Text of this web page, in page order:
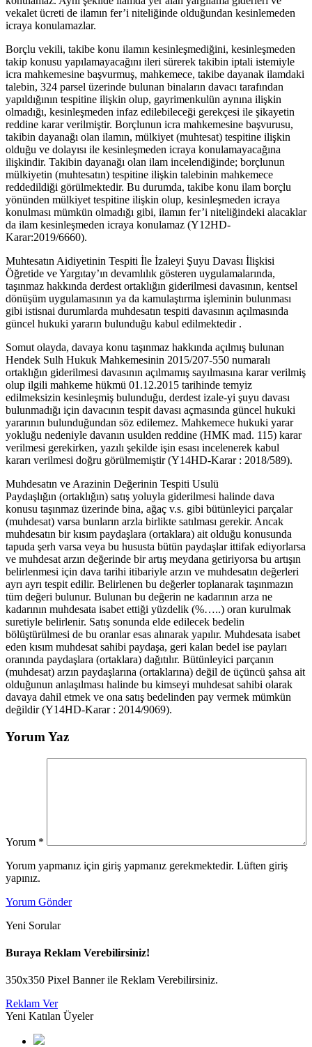
vekalet ücreti de ilamın fer’i niteliğinde olduğundan kesinlemeden
icraya konulamazlar.
Borçlu vekili, takibe konu ilamın kesinleşmediğini, kesinleşmeden
takip konusu yapılamayacağını ileri sürerek takibin iptali istemiyle
icra mahkemesine başvurmuş, mahkemece, takibe dayanak ilamdaki
talebin, 324 parsel üzerinde bulunan binaların davacı tarafından
yapıldığının tespitine ilişkin olup, gayrimenkulün aynına ilişkin
olmadığı, kesinleşmeden infaz edilebileceği gerekçesi ile şikayetin
reddine karar verilmiştir. Borçlunun icra mahkemesine başvurusu,
takibin dayanağı olan ilamın, mülkiyet (muhtesat) tespitine ilişkin
olduğu ve dolayısı ile kesinleşmeden icraya konulamayacağına
ilişkindir. Takibin dayanağı olan ilam incelendiğinde; borçlunun
mülkiyetin (muhtesatın) tespitine ilişkin talebinin mahkemece
reddedildiği görülmektedir. Bu durumda, takibe konu ilam borçlu
yönünden mülkiyet tespitine ilişkin olup, kesinleşmeden icraya
konulması mümkün olmadığı gibi, ilamın fer’i niteliğindeki alacaklar
da ilam kesinleşmeden icraya konulamaz (Y12HD-
Karar:2019/6660).
Muhtesatın Aidiyetinin Tespiti İle İzaleyi Şuyu Davası İlişkisi
Öğretide ve Yargıtay’ın devamlılık gösteren uygulamalarında,
taşınmaz hakkında derdest ortaklığın giderilmesi davasının, kentsel
dönüşüm uygulamasının ya da kamulaştırma işleminin bulunması
gibi istisnai durumlarda muhdesatın tespiti davasının açılmasında
güncel hukuki yararın bulunduğu kabul edilmektedir .
Somut olayda, davaya konu taşınmaz hakkında açılmış bulunan
Hendek Sulh Hukuk Mahkemesinin 2015/207-550 numaralı
ortaklığın giderilmesi davasının açılmamış sayılmasına karar verilmiş
olup ilgili mahkeme hükmü 01.12.2015 tarihinde temyiz
edilmeksizin kesinleşmiş bulunduğu, derdest izale-yi şuyu davası
bulunmadığı için davacının tespit davası açmasında güncel hukuki
yararının bulunduğundan söz edilemez. Mahkemece hukuki yarar
yokluğu nedeniyle davanın usulden reddine (HMK mad. 115) karar
verilmesi gerekirken, yazılı şekilde işin esası incelenerek kabul
kararı verilmesi doğru görülmemiştir (Y14HD-Karar : 2018/589).
Muhdesatın ve Arazinin Değerinin Tespiti Usulü
Paydaşlığın (ortaklığın) satış yoluyla giderilmesi halinde dava
konusu taşınmaz üzerinde bina, ağaç v.s. gibi bütünleyici parçalar
(muhdesat) varsa bunların arzla birlikte satılması gerekir. Ancak
muhdesatın bir kısım paydaşlara (ortaklara) ait olduğu konusunda
tapuda şerh varsa veya bu hususta bütün paydaşlar ittifak ediyorlarsa
ve muhdesat arzın değerinde bir artış meydana getiriyorsa bu artışın
belirlenmesi için dava tarihi itibariyle arzın ve muhdesatın değerleri
ayrı ayrı tespit edilir. Belirlenen bu değerler toplanarak taşınmazın
tüm değeri bulunur. Bulunan bu değerin ne kadarının arza ne
kadarının muhdesata isabet ettiği yüzdelik (%…..) oran kurulmak
suretiyle belirlenir. Satış sonunda elde edilecek bedelin
bölüştürülmesi de bu oranlar esas alınarak yapılır. Muhdesata isabet
eden kısım muhdesat sahibi paydaşa, geri kalan bedel ise payları
oranında paydaşlara (ortaklara) dağıtılır. Bütünleyici parçanın
(muhdesat) arzın paydaşlarına (ortaklarına) değil de üçüncü şahsa ait
olduğunun anlaşılması halinde bu kimseyi muhdesat sahibi olarak
davaya dahil etmek ve ona satış bedelinden pay vermek mümkün
değildir (Y14HD-Karar : 2014/9069).
Yorum Yaz
Yorum *
Yorum yapmanız için giriş yapmanız gerekmektedir. Lüften giriş
yapınız.
Yorum Gönder
Yeni Sorular
Buraya Reklam Verebilirsiniz!
350x350 Pixel Banner ile Reklam Verebilirsiniz.
Reklam Ver
Yeni Katılan Üyeler